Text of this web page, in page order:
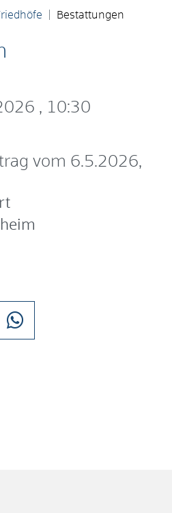
Bestattungen
, 10:30
vom 6.5.2026,